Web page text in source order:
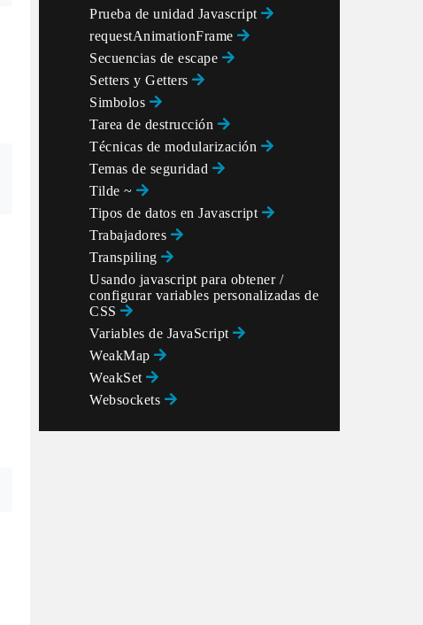
Prueba de unidad Javascript
requestAnimationFrame
Secuencias de escape
Setters y Getters
Simbolos
Tarea de destrucción
Técnicas de modularización
Temas de seguridad
Tilde ~
Tipos de datos en Javascript
Trabajadores
Transpiling
Usando javascript para obtener /
configurar variables personalizadas de
CSS
Variables de JavaScript
WeakMap
WeakSet
Websockets